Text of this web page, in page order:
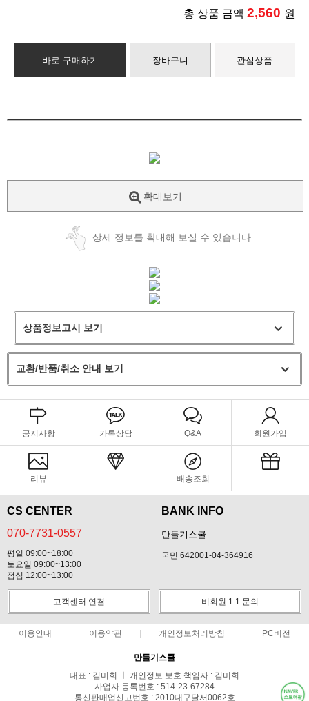
총 상품 금액 2,560 원
바로 구매하기 장바구니 관심상품
확대보기
상세 정보를 확대해 보실 수 있습니다
상품정보고시 보기
교환/반품/취소 안내 보기
공지사항 카톡상담 Q&A 회원가입
리뷰 배송조회
CS CENTER
070-7731-0557
평일 09:00~18:00
토요일 09:00~13:00
점심 12:00~13:00
BANK INFO
만들기스쿨
국민 642001-04-364916
고객센터 연결 비회원 1:1 문의
이용안내 이용약관 개인정보처리방침 PC버전
만들기스쿨
대표 : 김미희 ㅣ 개인정보 보호 책임자 : 김미희
사업자 등록번호 : 514-23-67284
통신판매업신고번호 : 2010대구달서0062호